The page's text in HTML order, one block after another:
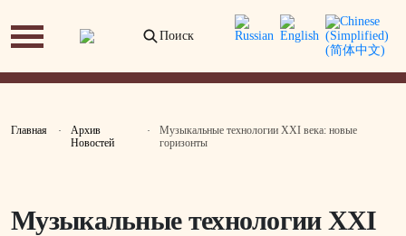
Поиск
Главная
Архив
Новостей
Музыкальные технологии XXI века: новые
горизонты
Музыкальные технологии XXI